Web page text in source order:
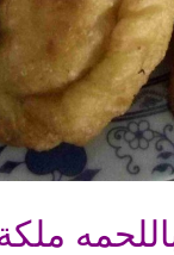
ملكة